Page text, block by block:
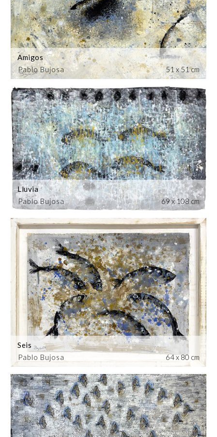
Pablo Bujosa
Amigos
51 x 51 cm
Pablo Bujosa
Lluvia
69 x 108 cm
Pablo Bujosa
Seis
64 x 80 cm